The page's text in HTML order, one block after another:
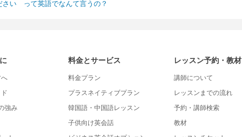
さい って英語でなんて言うの？
強み
料金とサービス
料金プラン
プラスネイティブプラン
韓国語・中国語レッスン
子供向け英会話
レッスン予約・教材
講師について
レッスンまでの流れ
予約・講師検索
教材